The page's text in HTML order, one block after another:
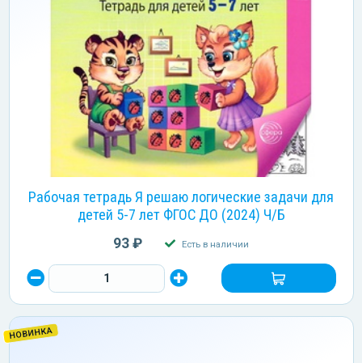
Рабочая тетрадь Я решаю логические задачи для
детей 5-7 лет ФГОС ДО (2024) Ч/Б
93 ₽ Есть в наличии
НОВИНКА